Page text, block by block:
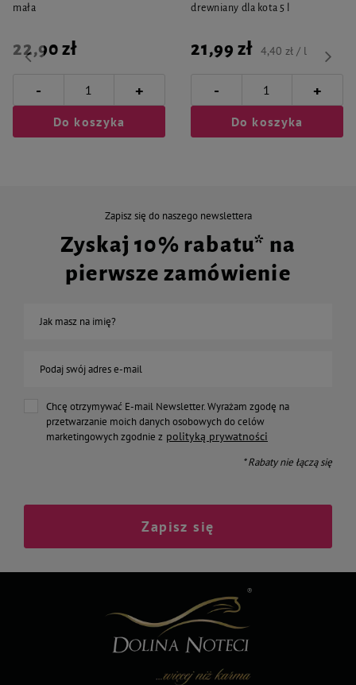
mała
22,90 zł
- +
Do koszyka
drewniany dla kota 5 l
21,99 zł 4,40 zł / l
- +
Do koszyka
Zapisz się do naszego newslettera
Zyskaj 10% rabatu* na
pierwsze zamówienie
Jak masz na imię?
Podaj swój adres e-mail
Chcę otrzymywać E-mail Newsletter. Wyrażam zgodę na
przetwarzanie moich danych osobowych do celów
marketingowych zgodnie z polityką prywatności
* Rabaty nie łączą się
Zapisz się